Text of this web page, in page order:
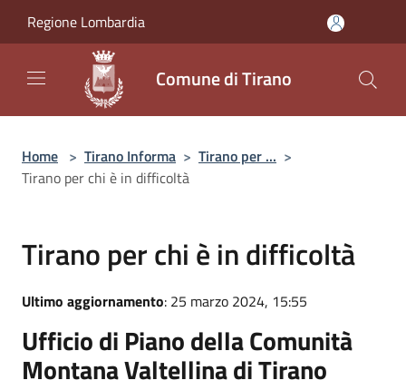
Regione Lombardia
Comune di Tirano
Home > Tirano Informa > Tirano per ... >
Tirano per chi è in difficoltà
Tirano per chi è in difficoltà
Ultimo aggiornamento: 25 marzo 2024, 15:55
Ufficio di Piano della Comunità
Montana Valtellina di Tirano